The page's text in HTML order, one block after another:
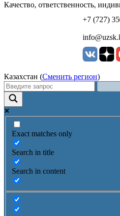
УЗСК
Качество, ответственность,
+7 (727)
Казахстан (Сменить регион)
Exact matches only
Search in title
Search in content